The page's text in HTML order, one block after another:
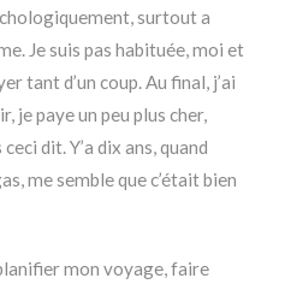
surtout a
Je suis pas habituée, moi et
tant d’un coup. Au final, j’ai
je paye un peu plus cher,
dit. Y’a dix ans, quand
me semble que c’était bien
mon voyage, faire